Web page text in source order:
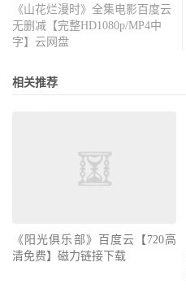
《山花烂漫时》全集电影百度云
无删减【完整HD1080p/MP4中
字】云网盘
相关推荐
《阳光俱乐部》百度云【720高
清免费】磁力链接下载